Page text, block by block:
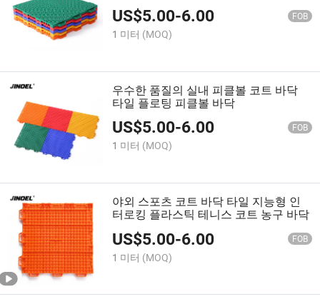
US$5.00-6.00 FOB
1 미터 (MOQ)
우수한 품질의 실내 피클볼 코트 바닥
타일 플로팅 피클볼 바닥
US$5.00-6.00 FOB
1 미터 (MOQ)
야외 스포츠 코트 바닥 타일 지능형 인
터로킹 플라스틱 테니스 코트 농구 바닥
US$5.00-6.00 FOB
1 미터 (MOQ)